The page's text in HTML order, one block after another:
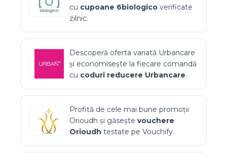
cu cupoane 6biologico verificate
zilnic.
Descoperă oferta variată Urbancare
și economisește la fiecare comandă
cu coduri reducere Urbancare.
Profită de cele mai bune promoții
Orioudh și găsește vouchere
Orioudh testate pe Vouchify.